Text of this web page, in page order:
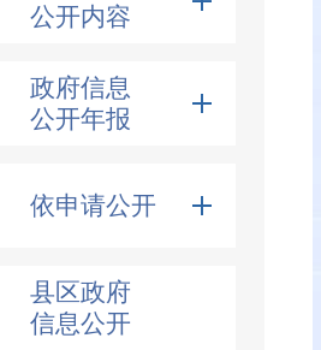
公开内容
政府信息
公开年报
依申请公开
县区政府
信息公开